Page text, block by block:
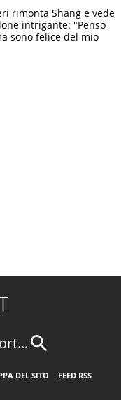
rimonta Shang e vede
intrigante: "Penso
sono felice del mio
DEL SITO
FEED RSS